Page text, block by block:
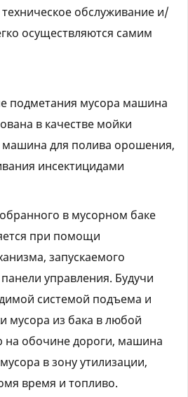
обслуживание и/
осуществляются самим
подметания мусора машина
в качестве мойки
для полива орошения,
инсектицидами
в мусорном баке
при помощи
запускаемого
управления. Будучи
системой подъема и
мусора из бака в любой
на обочине дороги, машина
в зону утилизации,
время и топливо.